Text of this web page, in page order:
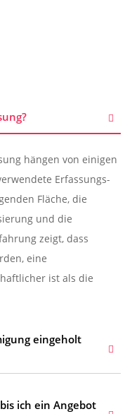
hängen von einigen
Erfassungs-
Fläche, die
und die
zeigt, dass
eine
ist als die
eingeholt
ich ein Angebot